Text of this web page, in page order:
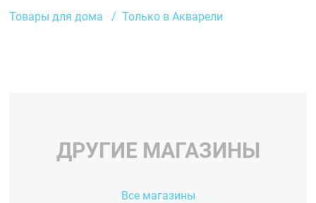
Товары для дома Только в Акварели
ДРУГИЕ МАГАЗИНЫ
Все магазины